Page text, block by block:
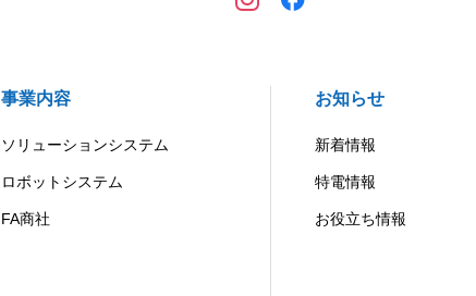
事業内容
ソリューションシステム
ロボットシステム
FA商社
お知らせ
新着情報
特電情報
お役立ち情報